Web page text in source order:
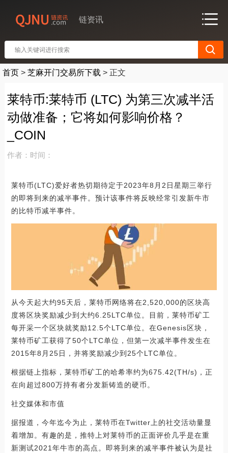
链资讯
首页 > 芝麻开门交易所下载 > 正文
莱特币:莱特币 (LTC) 为第三次减半活
动做准备；它将如何影响价格？
_COIN
作者： 时间：
莱特币(LTC)爱好者热切期待定于2023年8月2日星期三举行
的即将到来的减半事件。预计该事件将反映经常引发新牛市
的比特币减半事件。
从今天起大约95天后，莱特币网络将在2,520,000的区块高
度将区块奖励减少到大约6.25LTC单位。目前，莱特币矿工
每开采一个区块就奖励12.5个LTC单位。在Genesis区块，
莱特币矿工获得了50个LTC单位，但第一次减半事件发生在
2015年8月25日，并将奖励减少到25个LTC单位。
根据链上指标，莱特币矿工的哈希率约为675.42(TH/s)，正
在向超过800万持有者分发新铸造的硬币。
社交媒体和市值
据报道，今年迄今为止，莱特币在Twitter上的社交活动量显
着增加。有趣的是，推特上对莱特币的正面评价几乎是在重
新测试2021年牛市的高点。即将到来的减半事件被认为是社